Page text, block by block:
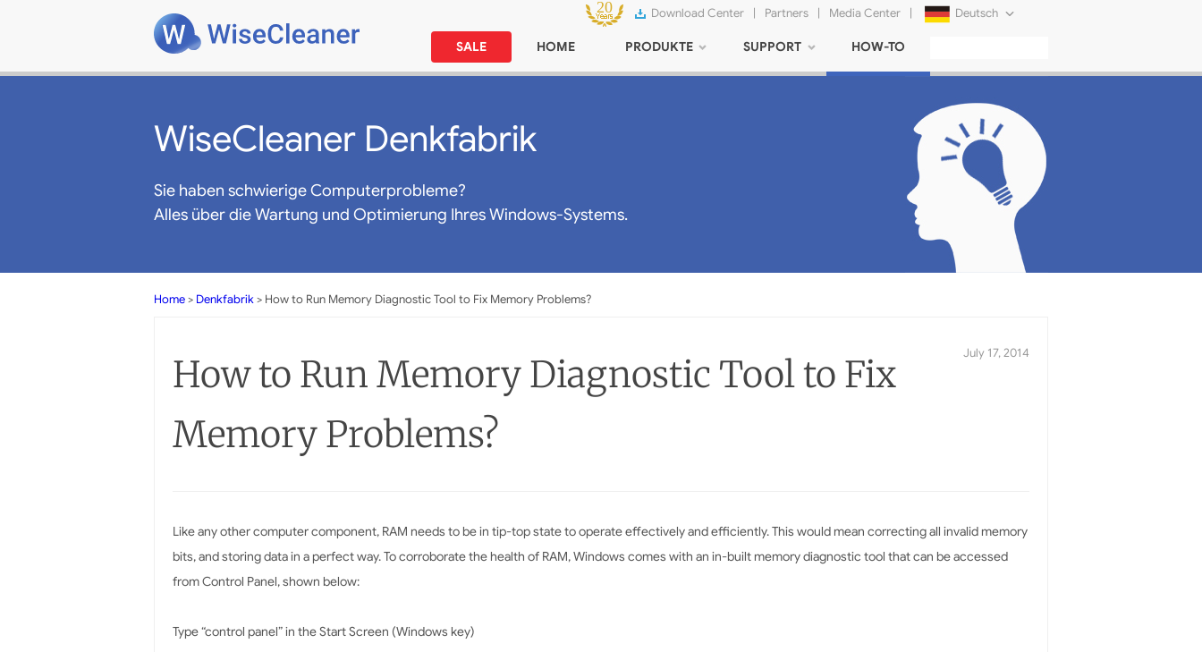
Download Center | Partners | Media Center | Deutsch
日本語
Русский
Tiếng Việt
SALE HOME PRODUKTE SUPPORT HOW-TO
WiseCleaner Denkfabrik
Sie haben schwierige Computerprobleme?
Alles über die Wartung und Optimierung Ihres Windows-Systems.
Home> Denkfabrik> How to Run Memory Diagnostic Tool to Fix Memory Problems?
July 17, 2014
How to Run Memory Diagnostic Tool to Fix
Memory Problems?
Like any other computer component, RAM needs to be in tip-top state to operate effectively and efficiently. This would mean correcting all invalid memory
bits, and storing data in a perfect way. To corroborate the health of RAM, Windows comes with an in-built memory diagnostic tool that can be accessed
from Control Panel, shown below:
Type “control panel” in the Start Screen (Windows key)